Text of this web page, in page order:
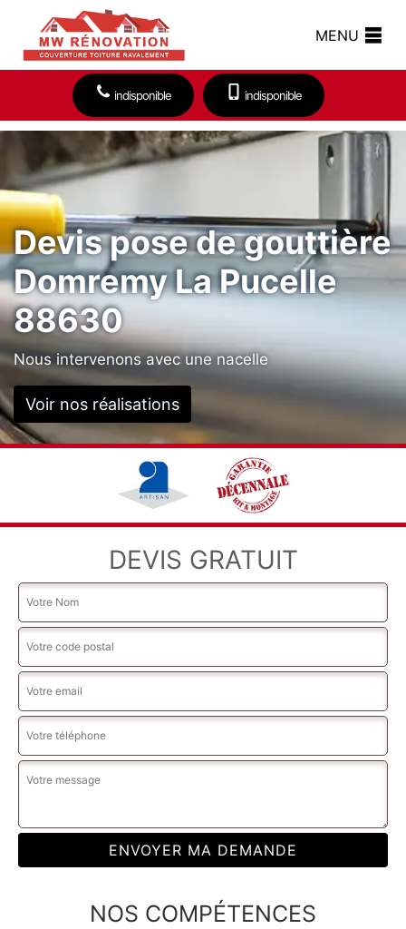
MENU
indisponible indisponible
Devis pose de gouttière
Domremy La Pucelle
88630
Nous intervenons avec une nacelle
Voir nos réalisations
DEVIS GRATUIT
NOS COMPÉTENCES